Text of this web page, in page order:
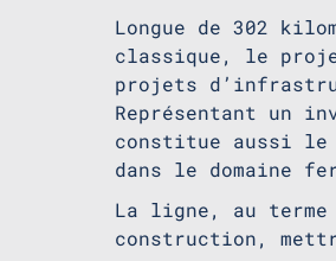
Longue de 302
classique, le
projets
Représentant un
constitue aussi le
dans le domaine
La ligne, au terme
construction,